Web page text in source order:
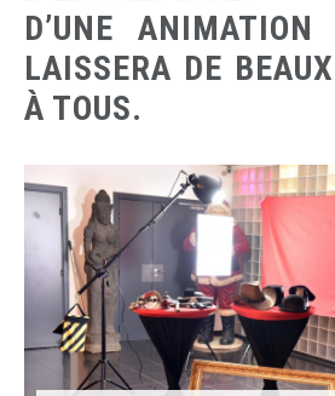
D’UNE
LAISSERA DE
À TOUS.